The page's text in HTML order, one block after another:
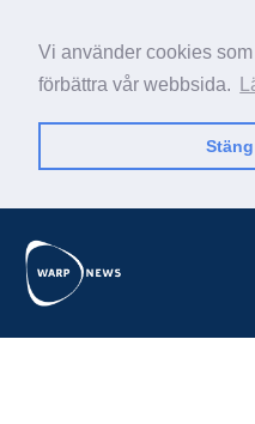
Vi använder cookies
förbättra vår webbsida.
Stäng